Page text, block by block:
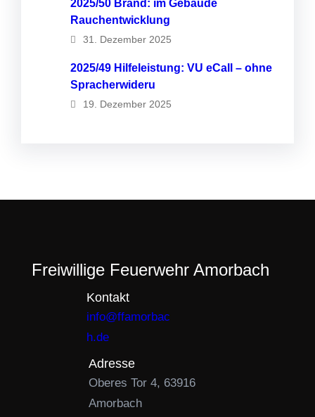
2025/50 Brand: im Gebäude
Rauchentwicklung
31. Dezember 2025
2025/49 Hilfeleistung: VU eCall – ohne
Spracherwideru
19. Dezember 2025
Freiwillige Feuerwehr Amorbach
Kontakt
info@ffamorbac
h.de
Adresse
Oberes Tor 4, 63916
Amorbach